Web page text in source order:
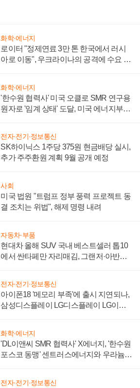
화학·에너지
로이터 "정제연료 3만 톤 한국에서 러시
아로 이동", 우크라이나의 공격에 수요 늘
화학·에너지
'한수원 협력사' 미국 오클로 SMR 연구용
원자로 '임계 상태' 도달, 미국 에너지부
전자·전기·정보통신
SK하이닉스 1주당 375원 현금배당 실시,
추가 주주환원 계획 9월 공개 예정
사회
미국 법원 "트럼프 정부 풍력 프로젝트 동
결 조치는 위법", 해제 명령 내려
자동차·부품
현대차 올해 SUV 국내 베스트셀러 톱10
에서 싼타페만 자리매김, 그랜저·아반떼
전자·전기·정보통신
아이폰18 '메모리 부족'에 출시 지연되나,
삼성디스플레이 LG디스플레이 LG이노
화학·에너지
'DL이앤씨 SMR 협력사' X에너지, '한수원
포스코 동맹' 센트러스에너지와 우라늄
전자·전기·정보통신